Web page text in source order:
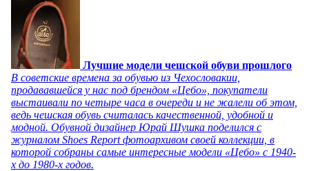
Лучшие модели чешской обуви прошлого
В советские времена за обувью из Чехословакии,
продававшейся у нас под брендом «Цебо», покупатели
выстаивали по четыре часа в очереди и не жалели об этом,
ведь чешская обувь считалась качественной, удобной и
модной. Обувной дизайнер Юрай Шушка поделился с
журналом Shoes Report фотоархивом своей коллекции, в
которой собраны самые интересные модели «Цебо» с 1940-
х до 1980-х годов.